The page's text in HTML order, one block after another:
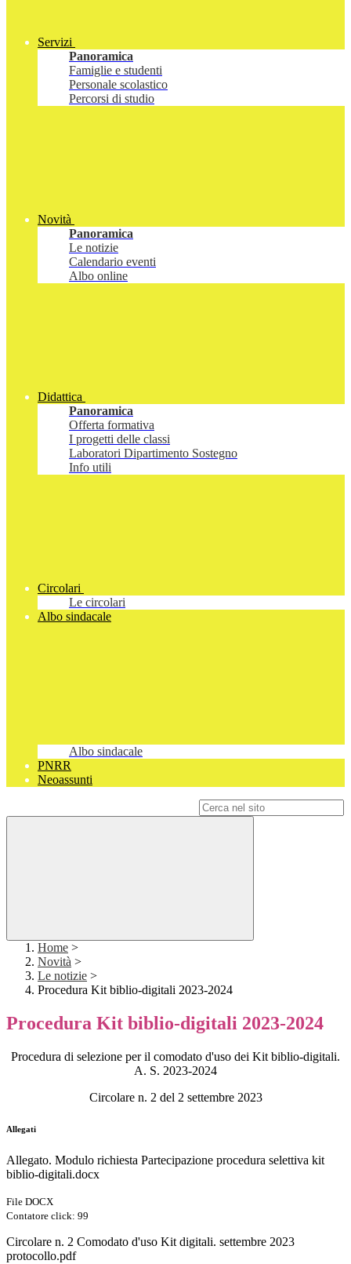
Servizi
Panoramica
Famiglie e studenti
Personale scolastico
Percorsi di studio
Novità
Panoramica
Le notizie
Calendario eventi
Albo online
Didattica
Panoramica
Offerta formativa
I progetti delle classi
Laboratori Dipartimento Sostegno
Info utili
Circolari
Le circolari
Albo sindacale
Albo sindacale
PNRR
Neoassunti
Home >
Novità >
Le notizie >
Procedura Kit biblio-digitali 2023-2024
Procedura Kit biblio-digitali 2023-2024
Procedura di selezione per il comodato d'uso dei Kit biblio-digitali.
A. S. 2023-2024
Circolare n. 2 del 2 settembre 2023
Allegati
Allegato. Modulo richiesta Partecipazione procedura selettiva kit
biblio-digitali.docx
File DOCX
Contatore click: 99
Circolare n. 2 Comodato d'uso Kit digitali. settembre 2023
protocollo.pdf